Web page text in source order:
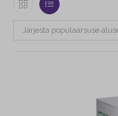
Järjesta populaarsuse